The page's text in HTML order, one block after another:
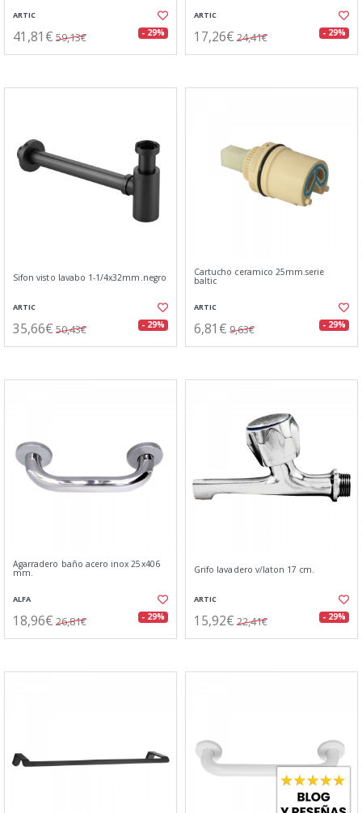
ARTIC
41,81€ 59,13€ - 29%
ARTIC
17,26€ 24,41€ - 29%
Sifon visto lavabo 1-1/4x32mm.negro
ARTIC
35,66€ 50,43€ - 29%
Cartucho ceramico 25mm.serie
baltic
ARTIC
6,81€ 9,63€ - 29%
Agarradero baño acero inox 25x406
mm.
ALFA
18,96€ 26,81€ - 29%
Grifo lavadero v/laton 17 cm.
ARTIC
15,92€ 22,41€ - 29%